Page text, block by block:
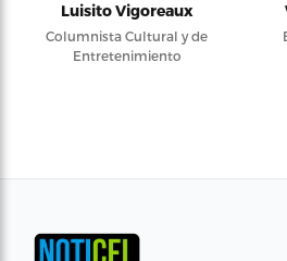
Luisito Vigoreaux
Columnista Cultural y de
Entretenimiento